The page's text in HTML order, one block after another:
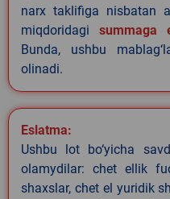
narx taklifiga nisbatan
miqdoridagi summaga
Bunda, ushbu
olinadi.
Eslatma:
Ushbu lot bo‘yicha
olamydilar: chet ellik
shaxslar, chet el yuridik